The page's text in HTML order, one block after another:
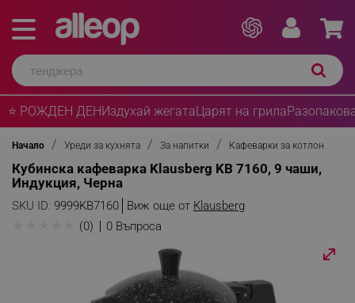
⭐ РОЖДЕН ДЕНИздухай жегатаЦарят на грила
Начало Уреди за кухнята За напитки Кафеварки за котлон
Кубинска кафеварка Klausberg KB 7160, 9 чаши,
Индукция, Черна
SKU ID: 9999KB7160 Виж още от Klausberg
(0) 0 Въпроса